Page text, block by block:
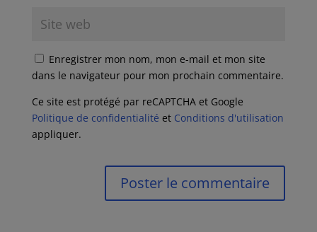
Enregistrer mon nom, mon e-mail et mon site
dans le navigateur pour mon prochain commentaire.
Ce site est protégé par reCAPTCHA et Google
Politique de confidentialité et Conditions d'utilisation
appliquer.